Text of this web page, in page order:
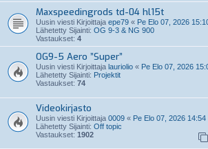
Maxspeedingrods td-04 hl15t
Uusin viesti Kirjoittaja epe79 « Pe Elo 07, 2026
Lähetetty Sijainti: OG 9-3 & NG 900
Vastaukset: 4
OG9-5 Aero ”Super”
Uusin viesti Kirjoittaja lauriolio « Pe Elo 07, 2026
Lähetetty Sijainti: Projektit
Vastaukset: 74
Videokirjasto
Uusin viesti Kirjoittaja 0009 « Pe Elo 07, 2026 14:54
Lähetetty Sijainti: Off topic
Vastaukset: 1902